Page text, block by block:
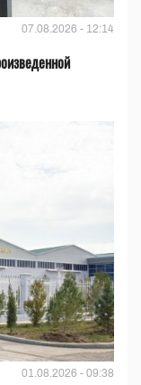
07.08.2026 - 12:14
01.08.2026 - 09:38